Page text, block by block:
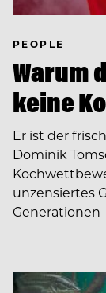
PEOPLE
Warum
keine
Er ist der
Dominik
unzensiertes